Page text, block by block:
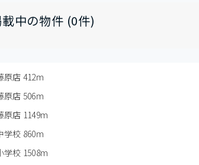
中の物件 (0件)
原店 412m
原店 506m
原店 1149m
学校 860m
学校 1508m